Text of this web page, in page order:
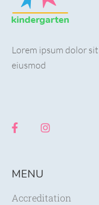
Lorem ipsum dolor
eiusmod
MENU
Accreditation